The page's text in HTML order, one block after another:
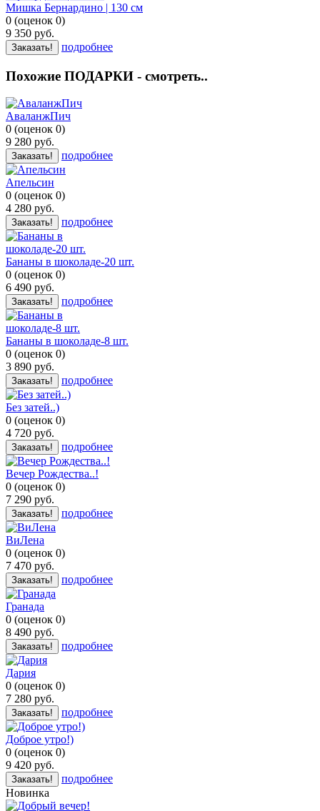
Мишка Бернардино | 130 см
0 (оценок 0)
9 350 руб.
Заказать! подробнее
Похожие ПОДАРКИ - смотреть..
АваланжПич
0 (оценок 0)
9 280 руб.
Заказать! подробнее
Апельсин
0 (оценок 0)
4 280 руб.
Заказать! подробнее
Бананы в шоколаде-20 шт.
0 (оценок 0)
6 490 руб.
Заказать! подробнее
Бананы в шоколаде-8 шт.
0 (оценок 0)
3 890 руб.
Заказать! подробнее
Без затей..)
0 (оценок 0)
4 720 руб.
Заказать! подробнее
Вечер Рождества..!
0 (оценок 0)
7 290 руб.
Заказать! подробнее
ВиЛена
0 (оценок 0)
7 470 руб.
Заказать! подробнее
Гранада
0 (оценок 0)
8 490 руб.
Заказать! подробнее
Дария
0 (оценок 0)
7 280 руб.
Заказать! подробнее
Доброе утро!)
0 (оценок 0)
9 420 руб.
Заказать!
подробнее
Новинка